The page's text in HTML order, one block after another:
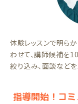
体験レッスンで明ら
わせて、講師候補を
絞り込み、面談など
指導開始！コ